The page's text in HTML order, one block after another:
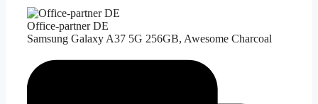
Office-partner DE
Samsung Galaxy A37 5G 256GB, Awesome Charcoal